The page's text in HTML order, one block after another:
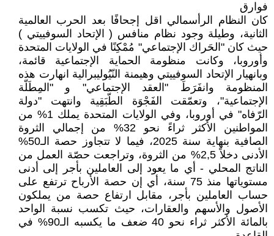
فوارق
كان النظام الرأسمالي اقل إجحافًا بعد الحرب العالمية
الثانية، وطيلة وجود نظام منافس ( الإتحاد السوفييتي )
حيث كان "الحَراك الإجتماعي" مُمْكِنًا في الولايات المتحدة
وأوروبا، وكانت منظومة الحماية الإجتماعية قائمة،
وبانهيار الإتحاد السوفييتي وهيمنة النّيُوليبرالية انهارت هذه
المنظومة وانفَرَطَ "العقد الإجتماعي" و "المِطَلّة
الإجتماعية"، وتعمّقت الفَجْوَة الطّبَقِية وانتهت "دولة
الرّفاه" في أوروبا، وفي الولايات المتحدة يملك 1% من
المواطنين الأكثر ثراءً نحو 32% من إجمالي الثروة
الصافية بنهاية سنة 2025، فيما لا تتجاوز حصة الـ50%
الأدنى دخلاً 2,5% من الثروة، وتراجعت حصّة العمل من
الناتج المحلي - أي ما يعود إلى العاملين بأجر إلى أدنى
مستوياتها منذ 75 سنة، أي إن حصة الأرباح ترتفع على
حساب العاملين بأجر، مقابل ارتفاع حصة من يملكون
الأصول والأسهم والعقارات، حيث تكسب نسبة الواحد
بالمائة الأكثر ثراء نحو 40 ضعف ما يكسبه الـ90% في